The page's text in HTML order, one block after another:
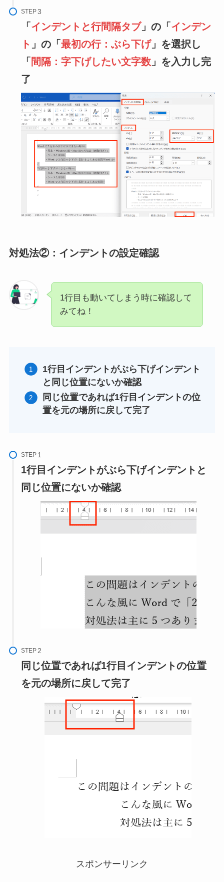
STEP
「インデントと行間隔タブ」の「インデン
ト 」の「最初の行：ぶら下げ」を選択し
「間隔：字下げしたい文字数」を入力し完
了
対処法②：インデントの設定確認
1行目も動いてしまう時に確認して
みてね！
1行目インデントがぶら下げインデント
と同じ位置にないか確認
同じ位置であれば1行目インデントの位
置を元の場所に戻して完了
STEP
1行目インデントがぶら下げインデントと
同じ位置にないか確認
STEP
同じ位置であれば1行目インデントの位置
を元の場所に戻して完了
スポンサーリンク